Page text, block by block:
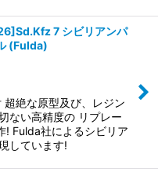
7 シビリアンパ
(Fulda)
絶な原型及び、レジン
ない高精度の リプレー
! Fulda社によるシビリア
しています!